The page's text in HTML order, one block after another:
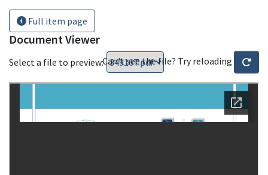
Full item page
Document Viewer
Select a file to preview:Can't see the file? Try reloading